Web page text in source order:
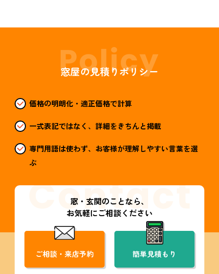
窓屋の見積りポリシー
価格の明朗化・適正価格で計算
一式表記ではなく、詳細をきちんと掲載
専門用語は使わず、お客様が理解しやすい言葉を選
ぶ
窓・玄関のことなら、
お気軽にご相談ください
ご相談・来店予約 簡単見積もり